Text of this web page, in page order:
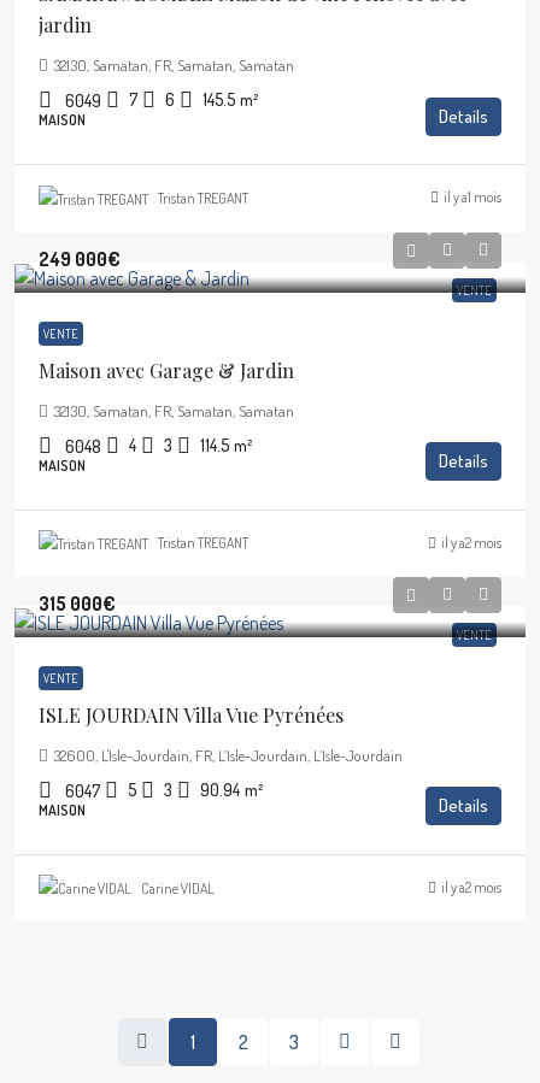
jardin
32130, Samatan, FR, Samatan, Samatan
6049 7 6 145.5 m²
MAISON Details
Tristan TREGANT il y a1 mois
VENTE
249 000€
VENTE
Maison avec Garage & Jardin
32130, Samatan, FR, Samatan, Samatan
6048 4 3 114.5 m²
MAISON Details
Tristan TREGANT il y a2 mois
VENTE
315 000€
VENTE
ISLE JOURDAIN Villa Vue Pyrénées
32600, L'Isle-Jourdain, FR, L’Isle-Jourdain, L’Isle-Jourdain
6047 5 3 90.94 m²
MAISON Details
Carine VIDAL il y a2 mois
1 2 3